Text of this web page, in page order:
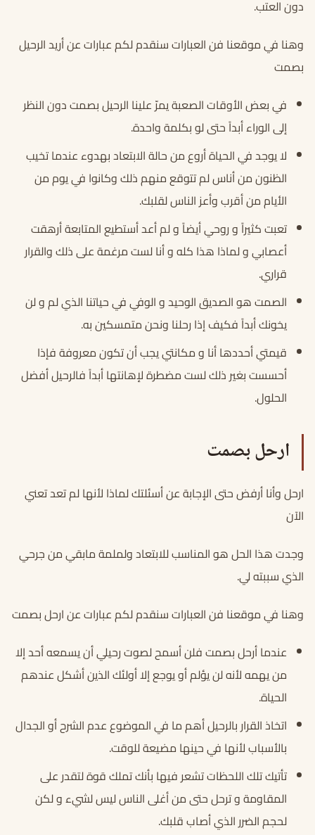
دون العتب.
وهنا في موقعنا فن العبارات سنقدم لكم عبارات عن أريد الرحيل
بصمت
في بعض الأوقات الصعبة يمرّ علينا الرحيل بصمت دون النظر
إلى الوراء أبداً حتى لو بكلمة واحدة.
لا يوجد في الحياة أروع من حالة الابتعاد بهدوء عندما تخيب
الظنون من أناس لم تتوقع منهم ذلك وكانوا في يوم من
الأيام من أقرب وأعز الناس لقلبك.
تعبت كثيراً و روحي أيضاً و لم أعد أستطيع المتابعة أرهقت
أعصابي و لماذا هذا كله و أنا لست مرغمة على ذلك والقرار
قراري.
الصمت هو الصديق الوحيد و الوفي في حياتنا الذي لم و لن
يخونك أبداً فكيف إذا رحلنا ونحن متمسكين به.
قيمتي أحددها أنا و مكانتي يجب أن تكون معروفة فإذا
أحسست بغير ذلك لست مضطرة لإهانتها أبداً فالرحيل أفضل
الحلول.
ارحل بصمت
ارحل وأنا أرفض حتى الإجابة عن أسئلتك لماذا لأنها لم تعد تعني
الآن
وجدت هذا الحل هو المناسب للابتعاد ولملمة مابقي من جرحي
الذي سببته لي.
وهنا في موقعنا فن العبارات سنقدم لكم عبارات عن ارحل بصمت
عندما أرحل بصمت فلن أسمح لصوت رحيلي أن يسمعه أحد إلا
من يهمه لأنه لن يؤلم أو يوجع إلا أولئك الذين أشكل عندهم
الحياة.
اتخاذ القرار بالرحيل أهم ما في الموضوع عدم الشرح أو الجدال
بالأسباب لأنها في حينها مضيعة للوقت.
تأتيك تلك اللحظات تشعر فيها بأنك تملك قوة لتقدر على
المقاومة و ترحل حتى من أغلى الناس ليس لشيء و لكن
لحجم الضرر الذي أصاب قلبك.